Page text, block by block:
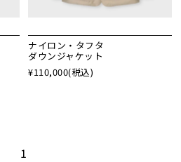
ナイロン・タフタ
ダウンジャケット
¥110,000(税込)
1